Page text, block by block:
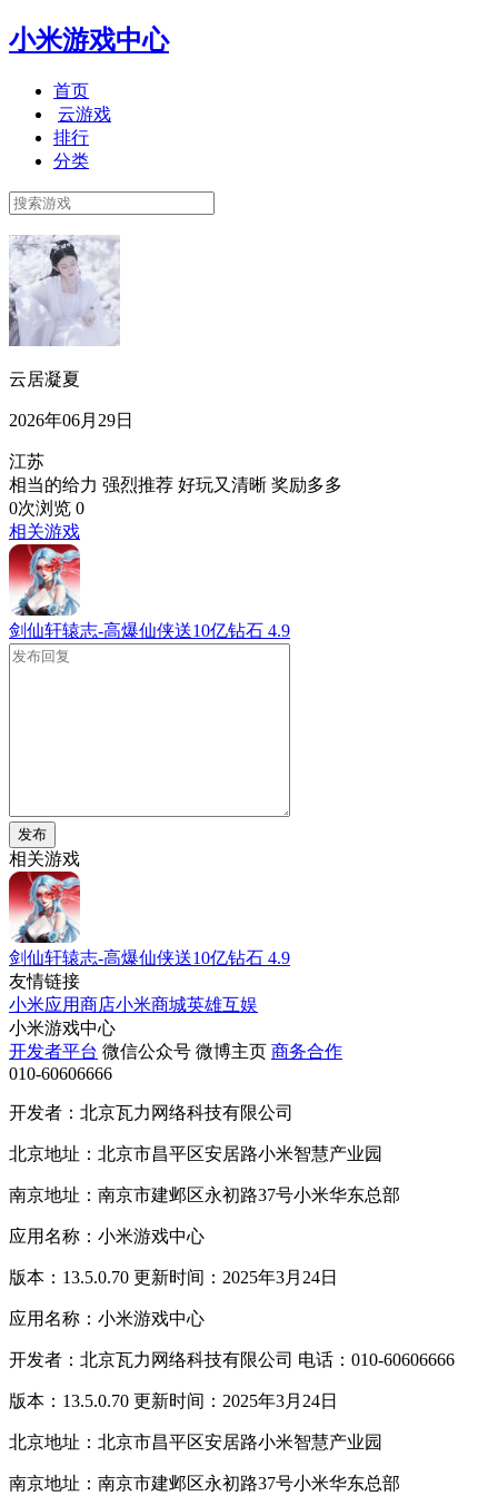
小米游戏中心
首页
云游戏
排行
分类
云居凝夏
2026年06月29日
江苏
相当的给力 强烈推荐 好玩又清晰 奖励多多
0次浏览 0
相关游戏
剑仙轩辕志-高爆仙侠送10亿钻石 4.9
发布
相关游戏
剑仙轩辕志-高爆仙侠送10亿钻石 4.9
友情链接
小米应用商店小米商城英雄互娱
小米游戏中心
开发者平台 微信公众号 微博主页 商务合作
010-60606666
开发者：北京瓦力网络科技有限公司
北京地址：北京市昌平区安居路小米智慧产业园
南京地址：南京市建邺区永初路37号小米华东总部
应用名称：小米游戏中心
版本：13.5.0.70 更新时间：2025年3月24日
应用名称：小米游戏中心
开发者：北京瓦力网络科技有限公司 电话：010-60606666
版本：13.5.0.70 更新时间：2025年3月24日
北京地址：北京市昌平区安居路小米智慧产业园
南京地址：南京市建邺区永初路37号小米华东总部